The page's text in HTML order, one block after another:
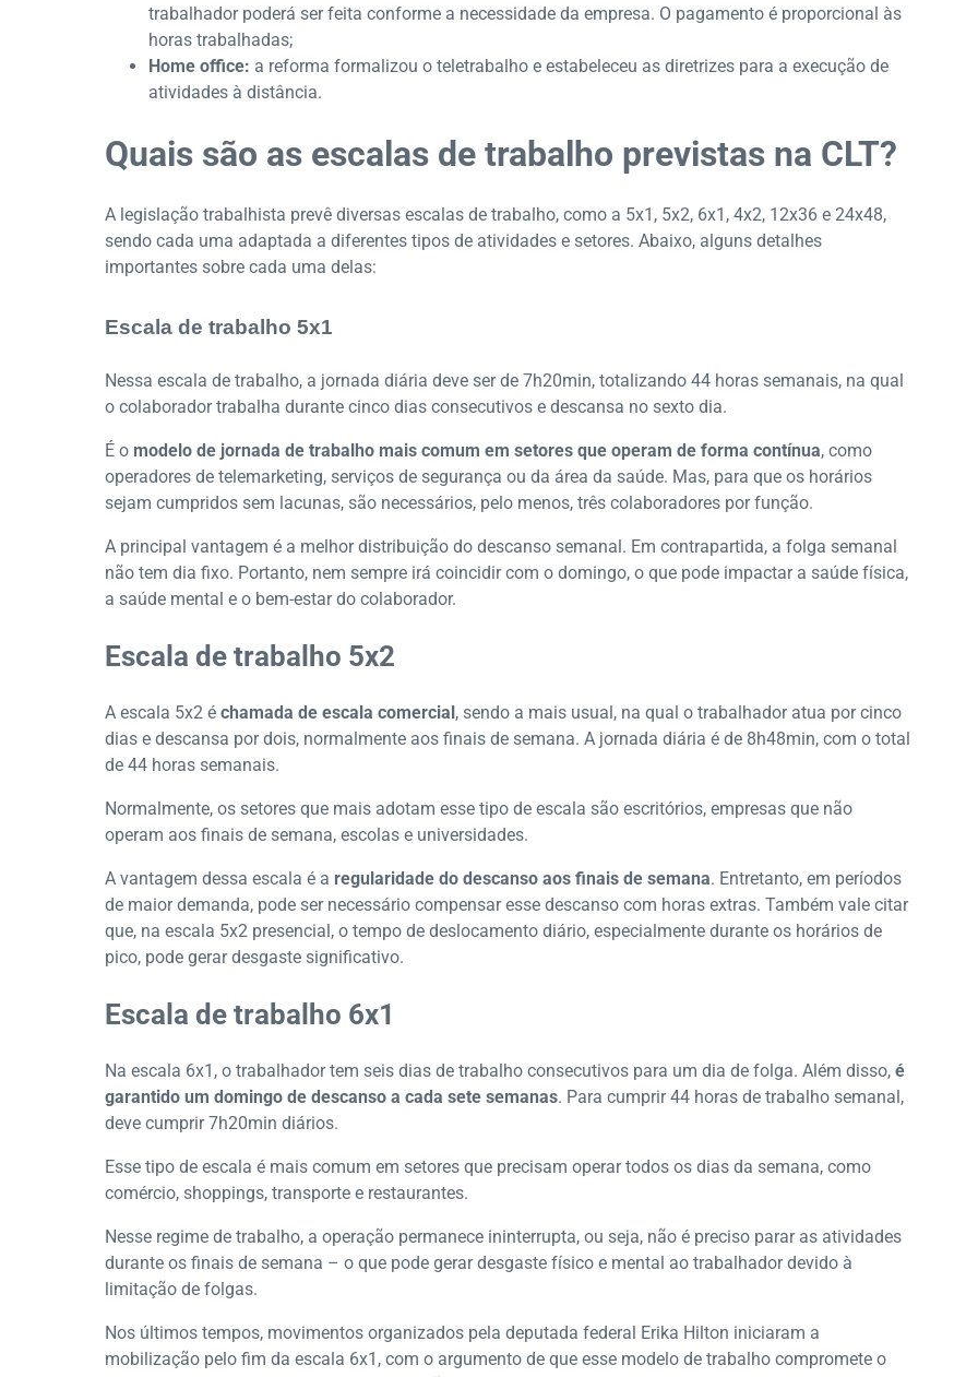
trabalhador poderá ser feita conforme a necessidade da empresa. O pagamento é proporcional às
horas trabalhadas;
Home office: a reforma formalizou o teletrabalho e estabeleceu as diretrizes para a execução de
atividades à distância.
Quais são as escalas de trabalho previstas na CLT?
A legislação trabalhista prevê diversas escalas de trabalho, como a 5x1, 5x2, 6x1, 4x2, 12x36 e 24x48,
sendo cada uma adaptada a diferentes tipos de atividades e setores. Abaixo, alguns detalhes
importantes sobre cada uma delas:
Escala de trabalho 5x1
Nessa escala de trabalho, a jornada diária deve ser de 7h20min, totalizando 44 horas semanais, na qual
o colaborador trabalha durante cinco dias consecutivos e descansa no sexto dia.
É o modelo de jornada de trabalho mais comum em setores que operam de forma contínua, como
operadores de telemarketing, serviços de segurança ou da área da saúde. Mas, para que os horários
sejam cumpridos sem lacunas, são necessários, pelo menos, três colaboradores por função.
A principal vantagem é a melhor distribuição do descanso semanal. Em contrapartida, a folga semanal
não tem dia fixo. Portanto, nem sempre irá coincidir com o domingo, o que pode impactar a saúde física,
a saúde mental e o bem-estar do colaborador.
Escala de trabalho 5x2
A escala 5x2 é chamada de escala comercial , sendo a mais usual, na qual o trabalhador atua por cinco
dias e descansa por dois, normalmente aos finais de semana. A jornada diária é de 8h48min, com o total
de 44 horas semanais.
Normalmente, os setores que mais adotam esse tipo de escala são escritórios, empresas que não
operam aos finais de semana, escolas e universidades.
A vantagem dessa escala é a regularidade do descanso aos finais de semana. Entretanto, em períodos
de maior demanda, pode ser necessário compensar esse descanso com horas extras. Também vale citar
que, na escala 5x2 presencial, o tempo de deslocamento diário, especialmente durante os horários de
pico, pode gerar desgaste significativo.
Escala de trabalho 6x1
Na escala 6x1, o trabalhador tem seis dias de trabalho consecutivos para um dia de folga. Além disso, é
garantido um domingo de descanso a cada sete semanas. Para cumprir 44 horas de trabalho semanal,
deve cumprir 7h20min diários.
Esse tipo de escala é mais comum em setores que precisam operar todos os dias da semana, como
comércio, shoppings, transporte e restaurantes.
Nesse regime de trabalho, a operação permanece ininterrupta, ou seja, não é preciso parar as atividades
durante os finais de semana – o que pode gerar desgaste físico e mental ao trabalhador devido à
limitação de folgas.
Nos últimos tempos, movimentos organizados pela deputada federal Erika Hilton iniciaram a
mobilização pelo fim da escala 6x1, com o argumento de que esse modelo de trabalho compromete o